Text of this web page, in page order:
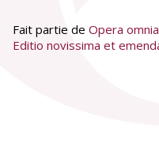
Fait partie de Opera
Editio novissima et